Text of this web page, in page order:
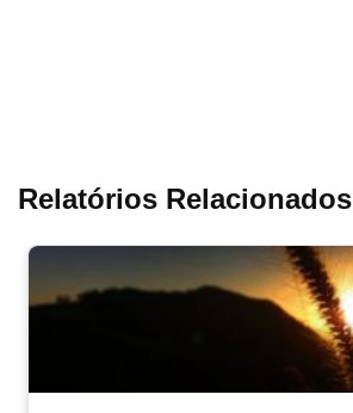
Relatórios Relacionados